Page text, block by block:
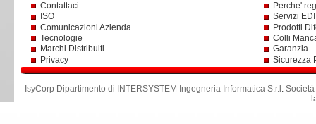
Contattaci
ISO
Comunicazioni Azienda
Tecnologie
Marchi Distribuiti
Privacy
Perche'
Servizi
Prodotti
Colli
Garanzia
Sicurezza
IsyCorp Dipartimento di INTERSYSTEM Ingegneria Informatica S.r.l .